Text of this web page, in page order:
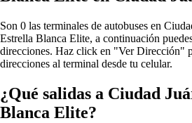
Son 0 las terminales de autobuses en
Estrella Blanca Elite, a continuación
direcciones. Haz click en "Ver Dirección"
direcciones al terminal desde tu celular.
¿Qué salidas a Ciudad
Blanca Elite?